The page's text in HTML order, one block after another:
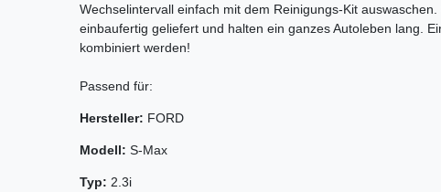
Wechselintervall einfach mit dem Reinigungs-Kit
einbaufertig geliefert und halten ein ganzes Autoleben lang.
kombiniert werden!
Passend für:
Hersteller: FORD
Modell: S-Max
Typ: 2.3i